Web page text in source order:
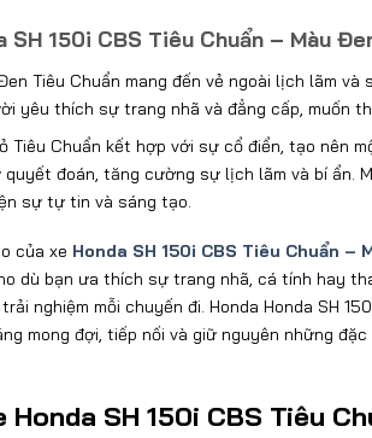
SH 150i CBS Tiêu Chuẩn – Màu
Tiêu Chuẩn mang đến vẻ ngoài lịch lãm
yêu thích sự trang nhã và đẳng cấp, muốn
Tiêu Chuẩn kết hợp với sự cổ điển, tạo nên
đoán, tăng cường sự lịch lãm và bí ẩn.
sự tự tin và sáng tạo.
của xe Honda SH 150i CBS Tiêu Chuẩn –
dù bạn ưa thích sự trang nhã, cá tính hay
nghiệm mỗi chuyến đi. Honda Honda SH
mong đợi, tiếp nối và giữ nguyên những
SH 150i CBS Tiêu